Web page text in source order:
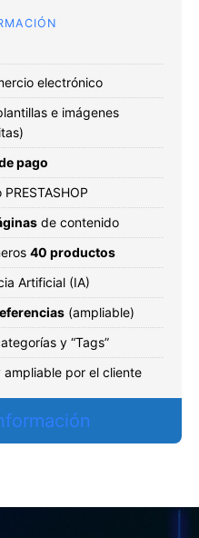
electrónico
e imágenes
pago
de contenido
40 productos
Artificial (IA)
(ampliable)
y “Tags”
por el cliente